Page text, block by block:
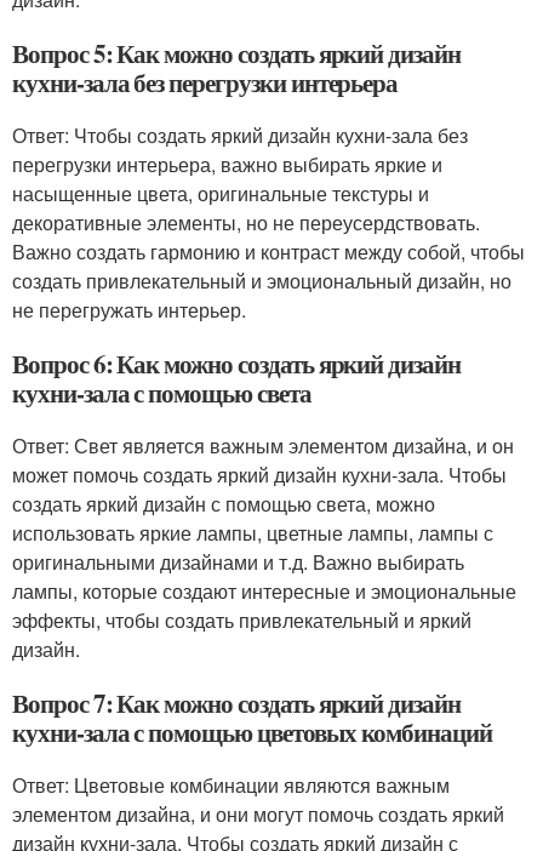
Вопрос 5: Как можно создать яркий дизайн
кухни-зала без перегрузки интерьера
Ответ: Чтобы создать яркий дизайн кухни-зала без
перегрузки интерьера, важно выбирать яркие и
насыщенные цвета, оригинальные текстуры и
декоративные элементы, но не переусердствовать.
Важно создать гармонию и контраст между собой, чтобы
создать привлекательный и эмоциональный дизайн, но
не перегружать интерьер.
Вопрос 6: Как можно создать яркий дизайн
кухни-зала с помощью света
Ответ: Свет является важным элементом дизайна, и он
может помочь создать яркий дизайн кухни-зала. Чтобы
создать яркий дизайн с помощью света, можно
использовать яркие лампы, цветные лампы, лампы с
оригинальными дизайнами и т.д. Важно выбирать
лампы, которые создают интересные и эмоциональные
эффекты, чтобы создать привлекательный и яркий
дизайн.
Вопрос 7: Как можно создать яркий дизайн
кухни-зала с помощью цветовых комбинаций
Ответ: Цветовые комбинации являются важным
элементом дизайна, и они могут помочь создать яркий
дизайн кухни-зала. Чтобы создать яркий дизайн с